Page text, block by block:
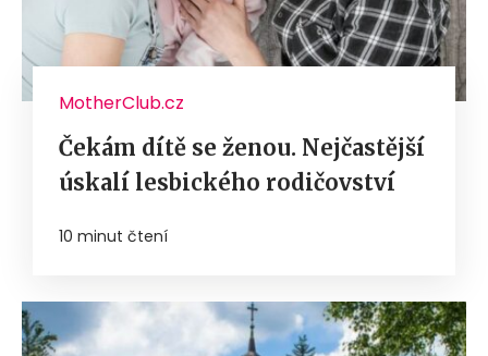
MotherClub.cz
Čekám dítě se ženou. Nejčastější
úskalí lesbického rodičovství
10 minut čtení